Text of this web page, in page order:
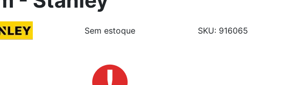
Sem estoque SKU: 916065